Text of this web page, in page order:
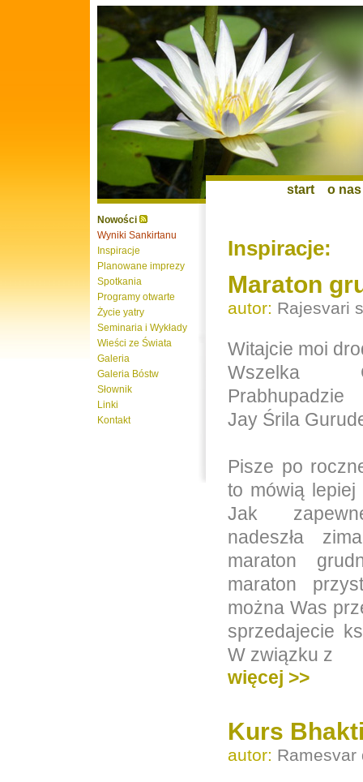
start o nas
Nowości
Wyniki Sankirtanu
Inspiracje
Planowane imprezy
Spotkania
Programy otwarte
Życie yatry
Seminaria i Wykłady
Wieści ze Świata
Galeria
Galeria Bóstw
Słownik
Linki
Kontakt
Inspiracje:
Maraton
autor: Rajesvari
Witajcie moi
Wszelka
Prabhupadzie
Jay Śrila
Pisze po
to mówią
Jak
nadeszła
maraton
maraton
można Was
sprzedajecie
W związku z
więcej >>
Kurs
autor: Ramesvar